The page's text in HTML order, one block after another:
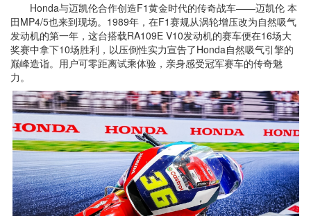
Honda与迈凯伦合作创造F1黄金时代的传奇战车——迈凯伦 本
田MP4/5也来到现场。1989年，在F1赛规从涡轮增压改为自然吸气
发动机的第一年，这台搭载RA109E V10发动机的赛车便在16场大
奖赛中拿下10场胜利，以压倒性实力宣告了Honda自然吸气引擎的
巅峰造诣。用户可零距离试乘体验，亲身感受冠军赛车的传奇魅
力。